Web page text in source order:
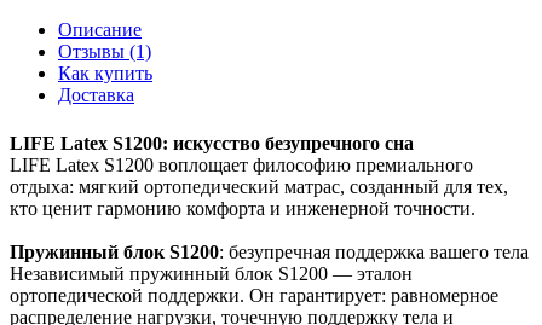
Описание
Отзывы (1)
Как купить
Доставка
LIFE Latex S1200: искусство безупречного сна
LIFE Latex S1200 воплощает философию премиального
отдыха: мягкий ортопедический матрас, созданный для тех,
кто ценит гармонию комфорта и инженерной точности.
Пружинный блок S1200: безупречная поддержка вашего тела
Независимый пружинный блок S1200 — эталон
ортопедической поддержки. Он гарантирует: равномерное
распределение нагрузки, точечную поддержку тела и